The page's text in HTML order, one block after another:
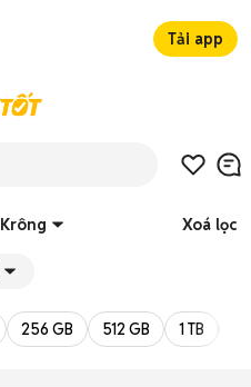
Tải app
Xoá lọc
256 GB 512 GB 1 TB